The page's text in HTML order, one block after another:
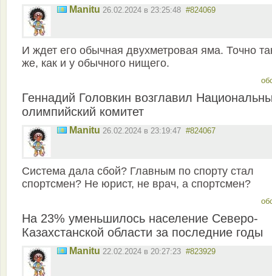
Manitu 26.02.2024 в 23:25:48 #824069
И ждет его обычная двухметровая яма. Точно
же, как и у обычного нищего.
Геннадий Головкин возглавил
олимпийский комитет
Manitu 26.02.2024 в 23:19:47 #824067
Система дала сбой? Главным по спорту стал
спортсмен? Не юрист, не врач, а спортсмен?
На 23% уменьшилось население Северо-
Казахстанской области за последние годы
Manitu 22.02.2024 в 20:27:23 #823929